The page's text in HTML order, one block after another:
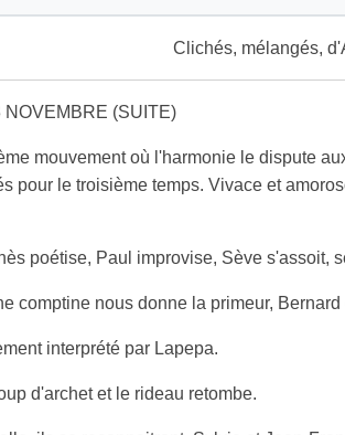
Clichés, mélangés,
NOVEMBRE (SUITE)
mouvement où l'harmonie le dispute
pour le troisième temps. Vivace et
poétise, Paul improvise, Sève s'assoit,
comptine nous donne la primeur,
interprété par Lapepa.
d'archet et le rideau retombe.